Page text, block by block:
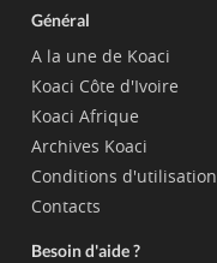
Général
A la une de Koaci
Koaci Côte d'Ivoire
Koaci Afrique
Archives Koaci
Conditions d'utilisation
Contacts
Besoin d'aide ?